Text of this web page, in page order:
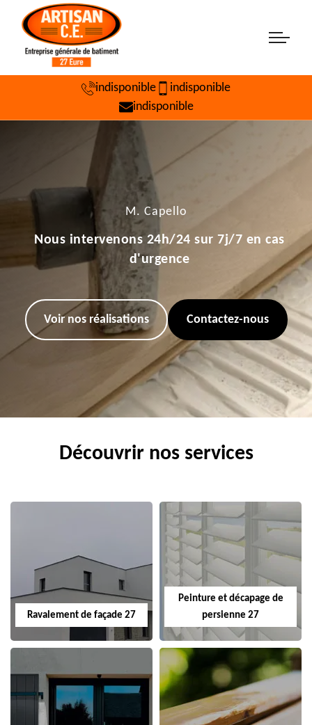
indisponible
indisponible
indisponible
M. Capello
Nous intervenons 24h/24 sur 7j/7 en cas
d'urgence
Voir nos réalisations Contactez-nous
Découvrir nos services
Ravalement de façade 27
Peinture et décapage de
persienne 27